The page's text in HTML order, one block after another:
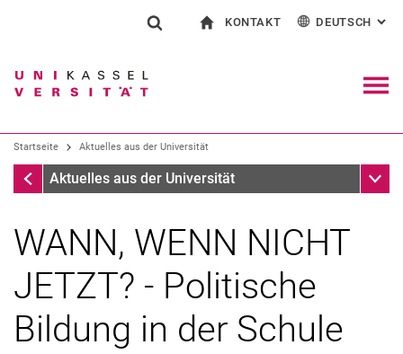
Springe direkt zu: Inhalt
Springe direkt zu: Suche
Springe direkt zu:
Suchen (öffnet externen Link in einem
KONTAKT
Kontakt für Presse und Öffentlichkeit
Einrichtungen suchen
DEUTSCH :
Startseite Aktuelles aus der Universität
Startseite
Aktuelles aus der Universität
WANN, WENN NICHT
JETZT? - Politische
Bildung in der Schule